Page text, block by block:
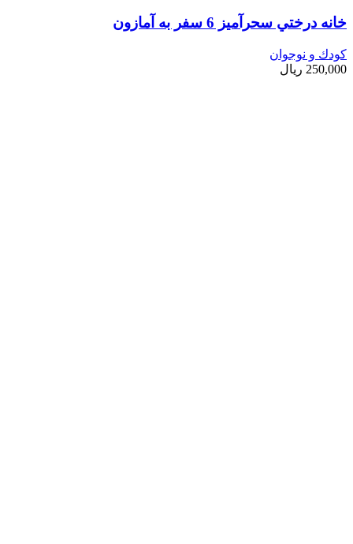
خانه درختي سحرآميز 6 سفر به آمازون
کودك و نوجوان
250,000 ریال